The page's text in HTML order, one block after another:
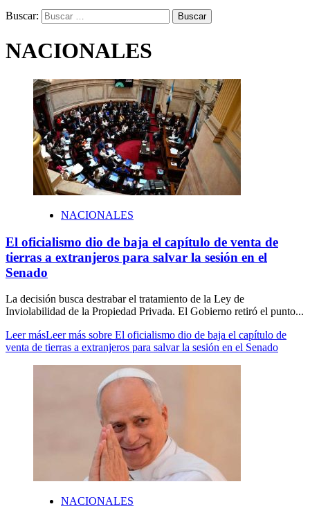
Buscar:
NACIONALES
NACIONALES
El oficialismo dio de baja el capítulo de venta de
tierras a extranjeros para salvar la sesión en el
Senado
La decisión busca destrabar el tratamiento de la Ley de
Inviolabilidad de la Propiedad Privada. El Gobierno retiró el punto...
Leer másLeer más sobre El oficialismo dio de baja el capítulo de
venta de tierras a extranjeros para salvar la sesión en el Senado
NACIONALES